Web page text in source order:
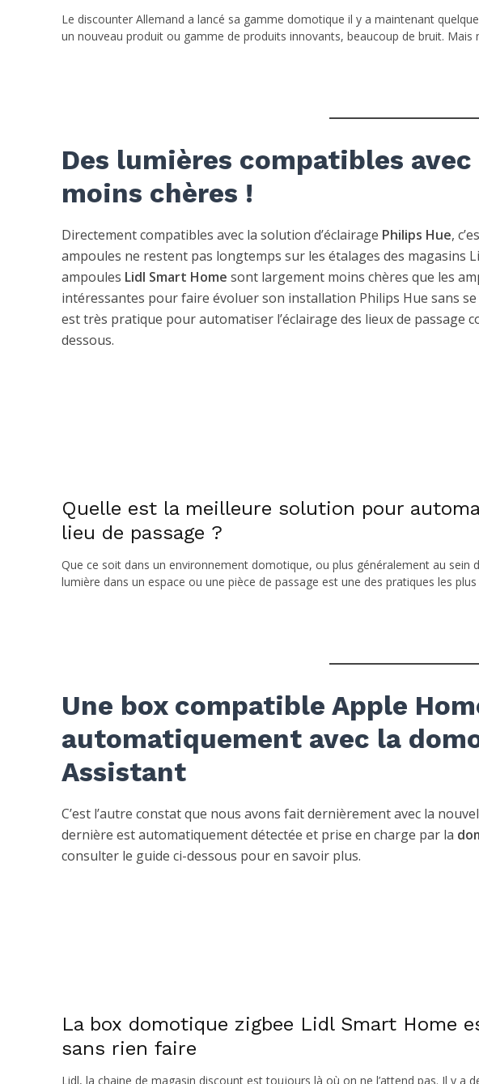
Le discounter Allemand a lancé sa gamme domotique il y a maintenant
un nouveau produit ou gamme de produits innovants, beaucoup de bruit.
Des lumières compatibles
moins chères !
Directement compatibles avec la solution d’éclairage Philips Hue,
ampoules ne restent pas longtemps sur les étalages des magasins
ampoules Lidl Smart Home sont largement moins chères que les
intéressantes pour faire évoluer son installation Philips Hue sans se
est très pratique pour automatiser l’éclairage des lieux de passage
dessous.
Quelle est la meilleure solution pour
lieu de passage ?
Que ce soit dans un environnement domotique, ou plus généralement au sein
lumière dans un espace ou une pièce de passage est une des pratiques les
Une box compatible Apple
automatiquement avec la
Assistant
C’est l’autre constat que nous avons fait dernièrement avec la
dernière est automatiquement détectée et prise en charge par la
consulter le guide ci-dessous pour en savoir plus.
La box domotique zigbee Lidl Smart Home
sans rien faire
Lidl, la chaine de magasin discount est toujours là où on ne l’attend pas. Il y a